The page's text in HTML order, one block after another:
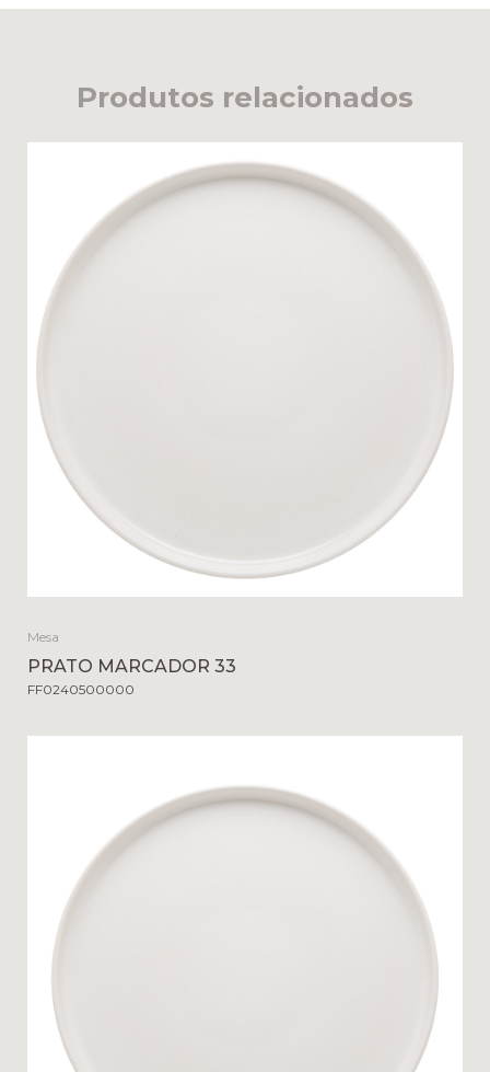
Produtos relacionados
Mesa
PRATO MARCADOR 33
FF0240500000